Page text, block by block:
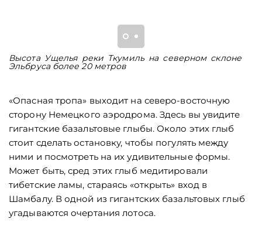
Высота Ущелья реки Ткумиль на северном склоне
Эльбруса более 20 метров
«Опасная тропа» выходит на северо-восточную
сторону Немецкого аэродрома. Здесь вы увидите
гигантские базальтовые глыбы. Около этих глыб
стоит сделать остановку, чтобы погулять между
ними и посмотреть на их удивительные формы.
Может быть, сред этих глыб медитировали
тибетские ламы, стараясь «открыть» вход в
Шамбалу. В одной из гигантских базальтовых глыб
угадываются очертания лотоса.